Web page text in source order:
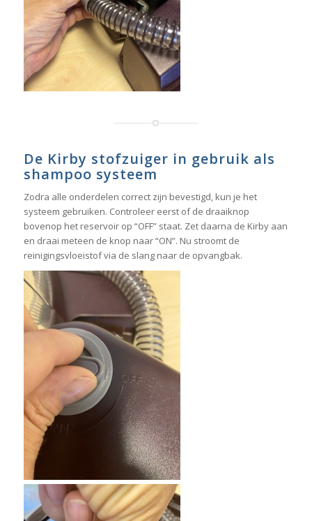
De Kirby stofzuiger in gebruik als
shampoo systeem
Zodra alle onderdelen correct zijn bevestigd, kun je het
systeem gebruiken. Controleer eerst of de draaiknop
bovenop het reservoir op “OFF” staat. Zet daarna de Kirby aan
en draai meteen de knop naar “ON”. Nu stroomt de
reinigingsvloeistof via de slang naar de opvangbak.